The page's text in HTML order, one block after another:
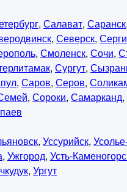
, Салават, Саранск,
, Северск,
, Смоленск, Сочи,
, Сургут,
, Саров, Серов,
, Сороки, Самарканд,
, Уссурийск,
, Ужгород, Усть-
, Ургут